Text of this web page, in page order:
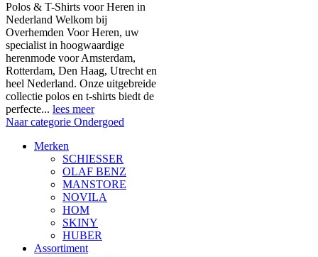
Polos & T-Shirts voor Heren in
Nederland Welkom bij
Overhemden Voor Heren, uw
specialist in hoogwaardige
herenmode voor Amsterdam,
Rotterdam, Den Haag, Utrecht en
heel Nederland. Onze uitgebreide
collectie polos en t-shirts biedt de
perfecte... lees meer
Naar categorie Ondergoed
Merken
SCHIESSER
OLAF BENZ
MANSTORE
NOVILA
HOM
SKINY
HUBER
Assortiment